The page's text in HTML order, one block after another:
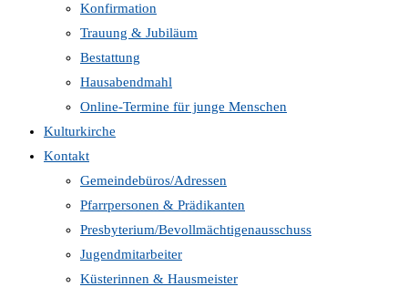
Konfirmation
Trauung & Jubiläum
Bestattung
Hausabendmahl
Online-Termine für junge Menschen
Kulturkirche
Kontakt
Gemeindebüros/Adressen
Pfarrpersonen & Prädikanten
Presbyterium/Bevollmächtigenausschuss
Jugendmitarbeiter
Küsterinnen & Hausmeister